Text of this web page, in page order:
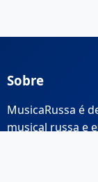
Sobre
MusicaRussa é
musical russa e